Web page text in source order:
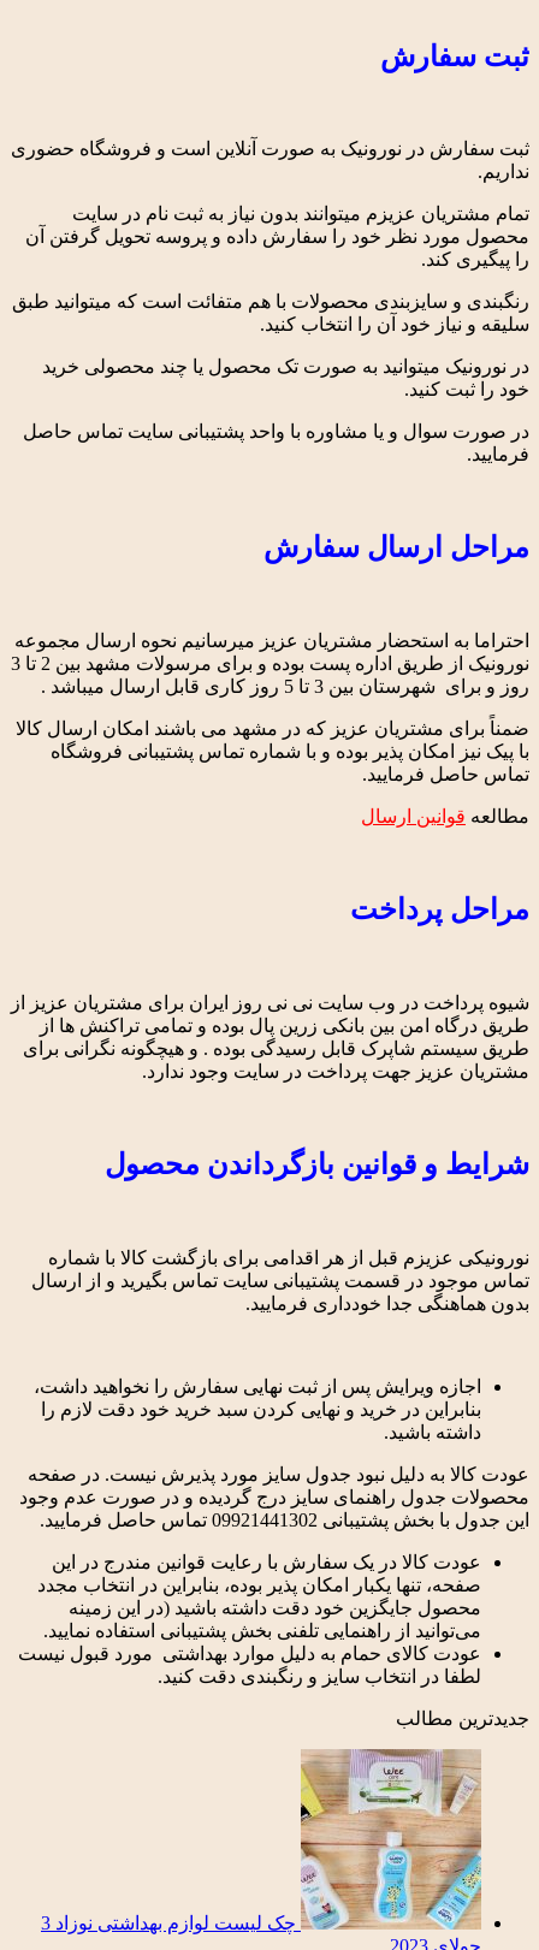
ثبت سفارش
ثبت سفارش در نورونیک به صورت آنلاین است و فروشگاه حضوری
نداریم.
تمام مشتریان عزیزم میتوانند بدون نیاز به ثبت نام در سایت
محصول مورد نظر خود را سفارش داده و پروسه تحویل گرفتن آن
را پیگیری کند.
رنگبندی و سایزبندی محصولات با هم متفائت است که میتوانید طبق
سلیقه و نیاز خود آن را انتخاب کنید.
در نورونیک میتوانید به صورت تک محصول یا چند محصولی خرید
خود را ثبت کنید.
در صورت سوال و یا مشاوره با واحد پشتیبانی سایت تماس حاصل
فرمایید.
مراحل ارسال سفارش
احتراما به استحضار مشتریان عزیز میرسانیم نحوه ارسال مجموعه
نورونیک از طریق اداره پست بوده و برای مرسولات مشهد بین 2 تا 3
روز و برای شهرستان بین 3 تا 5 روز کاری قابل ارسال میباشد .
ضمناً برای مشتریان عزیز که در مشهد می باشند امکان ارسال کالا
با پیک نیز امکان پذیر بوده و با شماره تماس پشتیبانی فروشگاه
تماس حاصل فرمایید.
مطالعه قوانین ارسال
مراحل پرداخت
شیوه پرداخت در وب سایت نی نی روز ایران برای مشتریان عزیز از
طریق درگاه امن بین بانکی زرین پال بوده و تمامی تراکنش ها از
طریق سیستم شاپرک قابل رسیدگی بوده . و هیچگونه نگرانی برای
مشتریان عزیز جهت پرداخت در سایت وجود ندارد.
شرایط و قوانین بازگرداندن محصول
نورونیکی عزیزم قبل از هر اقدامی برای بازگشت کالا با شماره
تماس موجود در قسمت پشتیبانی سایت تماس بگیرید و از ارسال
بدون هماهنگی جدا خودداری فرمایید.
اجازه ویرایش پس از ثبت نهایی سفارش را نخواهید داشت،
بنابراین در خرید و نهایی کردن سبد خرید خود دقت لازم را
داشته باشید.
عودت کالا به دلیل نبود جدول سایز مورد پذیرش نیست. در صفحه
محصولات جدول راهنمای سایز درج گردیده و در صورت عدم وجود
این جدول با بخش پشتیبانی 09921441302 تماس حاصل فرمایید.
عودت کالا در یک سفارش با رعایت قوانین مندرج در این
صفحه، تنها یکبار امکان پذیر بوده، بنابراین در انتخاب مجدد
محصول جایگزین خود دقت داشته باشید (در این زمینه
می‌توانید از راهنمایی تلفنی بخش پشتیبانی استفاده نمایید.
عودت کالای حمام به دلیل موارد بهداشتی مورد قبول نیست
لطفا در انتخاب سایز و رنگبندی دقت کنید.
جدیدترین مطالب
چک لیست لوازم بهداشتی نوزاد 3
جولای 2023